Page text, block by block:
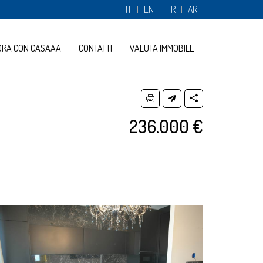
IT EN FR AR
CON CASAAA CONTATTI VALUTA IMMOBILE
236.000 €